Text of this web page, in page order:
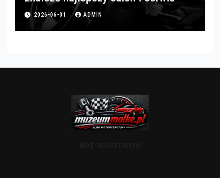
2026-06-01 ADMIN
Blog motoryzacyjny